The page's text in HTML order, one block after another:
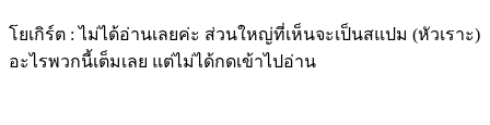
โยเกิร์ต : ไม่ได้อ่านเลยค่ะ ส่วนใหญ่ที่เห็นจะเป็นสแปม (หัวเราะ)
อะไรพวกนี้เต็มเลย แต่ไม่ได้กดเข้าไปอ่าน